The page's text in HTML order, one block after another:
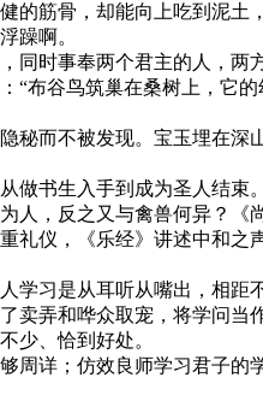
的筋骨，却能向上吃到泥土
躁啊。
时事奉两个君主的人，两
“布谷鸟筑巢在桑树上，它的
而不被发现。宝玉埋在深
书生入手到成为圣人结束
，反之又与禽兽何异？《
礼仪，《乐经》讲述中和之
习是从耳听从嘴出，相距
卖弄和哗众取宠，将学问当
少、恰到好处。
详；仿效良师学习君子的